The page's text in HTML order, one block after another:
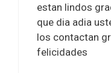
estan lindos
que dia adia
los contactan
felicidades